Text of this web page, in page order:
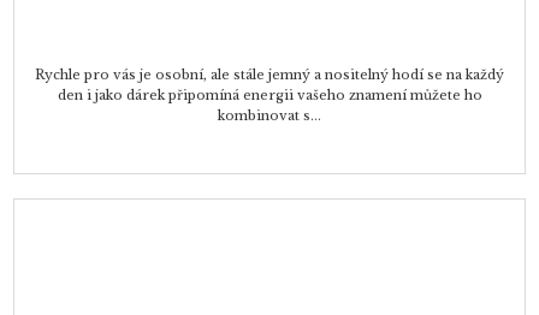
Rychle pro vás je osobní, ale stále jemný a nositelný hodí se na každý
den i jako dárek připomíná energii vašeho znamení můžete ho
kombinovat s...